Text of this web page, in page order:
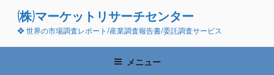
ン
(株)マーケットリサーチセンター
❖ 世界の市場調査レポート/産業調査報告書/委託調査サービス
メニュー